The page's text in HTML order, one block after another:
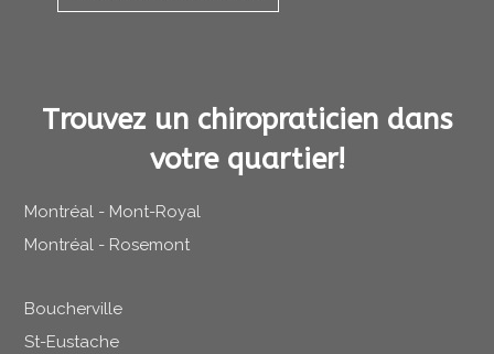
Trouvez un chiropraticien dans
votre quartier!
Montréal - Mont-Royal
Montréal - Rosemont
Boucherville
St-Eustache